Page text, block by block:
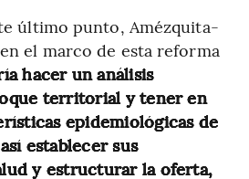
último punto, Amézquita-
el marco de esta reforma
hacer un análisis
territorial y tener en
epidemiológicas de
establecer sus
y estructurar la oferta,